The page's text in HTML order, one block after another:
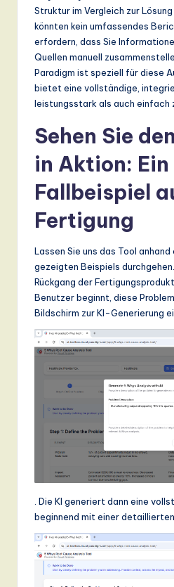
Struktur im Vergleich zur
könnten kein umfassendes
erfordern, dass Sie
Quellen manuell
Paradigm ist speziell für diese
bietet eine vollständige,
leistungsstark als auch einfach
Sehen Sie
in Aktion: Ein
Fallbeispiel
Fertigung
Lassen Sie uns das Tool anhand
gezeigten Beispiels
Rückgang der
Benutzer beginnt, diese
Bildschirm zur KI-Generierung
. Die KI generiert dann eine
beginnend mit einer